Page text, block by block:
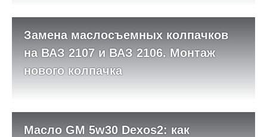
Замена маслосъемных колпачков
на ВАЗ 2107 и ВАЗ 2106. Монтаж
нового колпачка
Масло GM 5w30 Dexos2: как